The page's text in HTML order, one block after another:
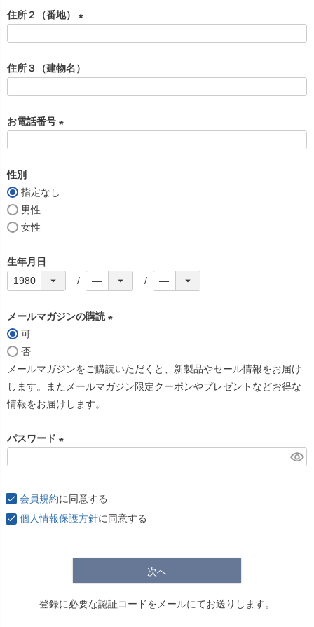
住所２（番地）
須
住所３（建物名）
お電話番号
性別
指定なし
男性
女性
生年月日
メールマガジンの購読
須
)
可
否
メールマガジンをご購読いただくと、新製品やセール情報をお届け
します。またメールマガジン限定クーポンやプレゼントなどお得な
情報をお届けします。
パスワード
須
)
会員規約に同意する
個人情報保護方針に同意する
次へ
登録に必要な認証コードをメールにてお送りします。